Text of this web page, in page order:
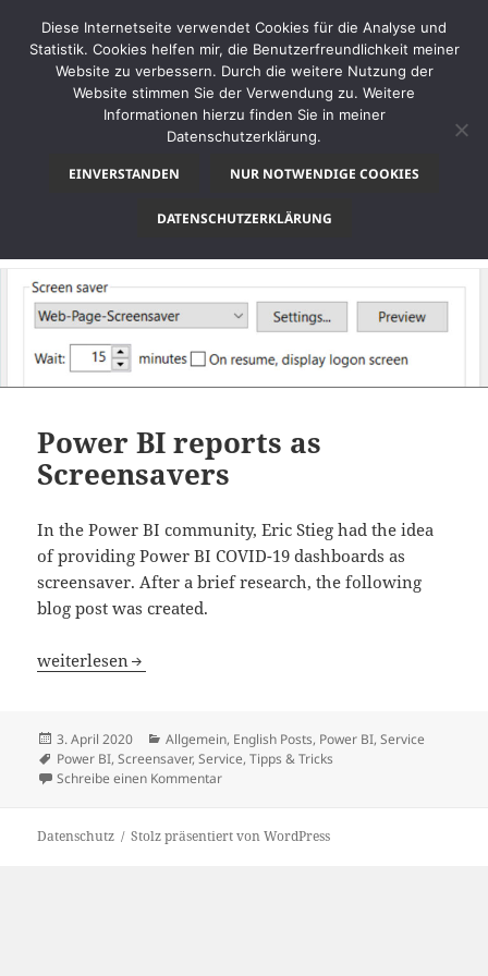
Schlagwort:Screensaver
Power BI reports as
Screensavers
In the Power BI community, Eric Stieg had the idea
of providing Power BI COVID-19 dashboards as
screensaver. After a brief research, the following
blog post was created.
Power BI reports as Screensavers
weiterlesen
Veröffentlicht
am
3. April 2020 Kategorien
Allgemein, English Posts, Power BI,Service
Schlagwörter
Power BI,Screensaver,Service,Tipps & Tricks
Schreibe einen Kommentarzu Power BI reports as Screensavers
Datenschutz Stolz präsentiert von WordPress
Diese Internetseite verwendet Cookies für die Analyse und
Statistik. Cookies helfen mir, die Benutzerfreundlichkeit meiner
Website zu verbessern. Durch die weitere Nutzung der
Website stimmen Sie der Verwendung zu. Weitere
Informationen hierzu finden Sie in meiner
Datenschutzerklärung.
EINVERSTANDEN NUR NOTWENDIGE COOKIES
DATENSCHUTZERKLÄRUNG